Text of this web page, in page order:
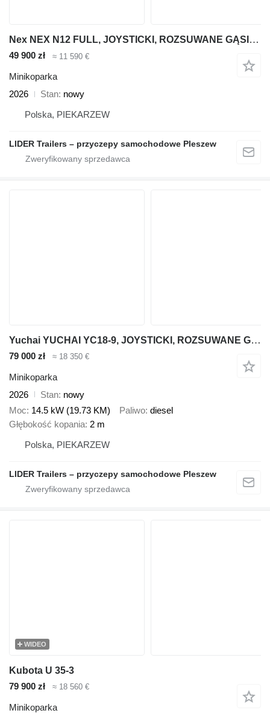
Nex NEX N12 FULL, JOYSTICKI, ROZSUWANE GĄSIENICE, silnik DIESEL YANM
49 900 zł ≈ 11 590 €
Minikoparka
2026
Stan nowy
Polska, PIEKARZEW
LIDER Trailers – przyczepy samochodowe Pleszew
Yuchai YUCHAI YC18-9, JOYSTICKI, ROZSUWANE GĄSIENICE, silnik DIESEL YAN
79 000 zł ≈ 18 350 €
Minikoparka
2026
Stan nowy
Moc 14.5 kW (19.73 KM) Paliwo diesel
Głębokość kopania 2 m
Polska, PIEKARZEW
LIDER Trailers – przyczepy samochodowe Pleszew
WIDEO
Kubota U 35-3
79 900 zł
≈ 18 560 €
Minikoparka